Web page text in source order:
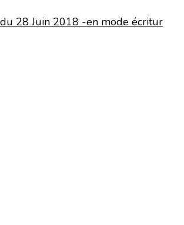
28 Juin 2018 -en mode écritur